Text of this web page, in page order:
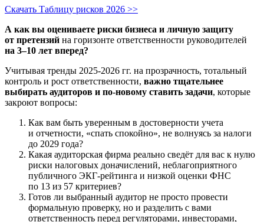
Скачать Таблицу рисков 2026 >>
А как вы оцениваете риски бизнеса и личную защиту
от претензий на горизонте ответственности руководителей
на 3–10 лет вперед?
Учитывая тренды 2025-2026 гг. на прозрачность, тотальный
контроль и рост ответственности, важно тщательнее
выбирать аудиторов и по-новому ставить задачи, которые
закроют вопросы:
Как вам быть уверенным в достоверности учета
и отчетности, «спать спокойно», не волнуясь за налоги
до 2029 года?
Какая аудиторская фирма реально сведёт для вас к нулю
риски налоговых доначислений, неблагоприятного
публичного ЭКГ-рейтинга и низкой оценки ФНС
по 13 из 57 критериев?
Готов ли выбранный аудитор не просто провести
формальную проверку, но и разделить с вами
ответственность перед регуляторами, инвесторами,